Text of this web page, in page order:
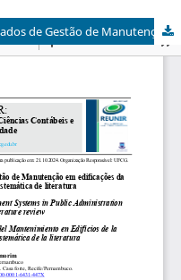
A utilização de Sistemas Informatizados de Gestão de Manutenção em edificações da Administração Pública